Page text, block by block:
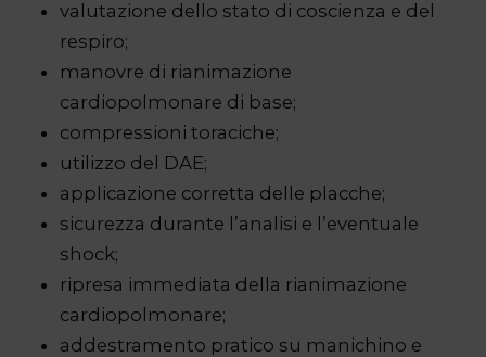
valutazione dello stato di coscienza e del
respiro;
manovre di rianimazione
cardiopolmonare di base;
compressioni toraciche;
utilizzo del DAE;
applicazione corretta delle placche;
sicurezza durante l’analisi e l’eventuale
shock;
ripresa immediata della rianimazione
cardiopolmonare;
addestramento pratico su manichino e